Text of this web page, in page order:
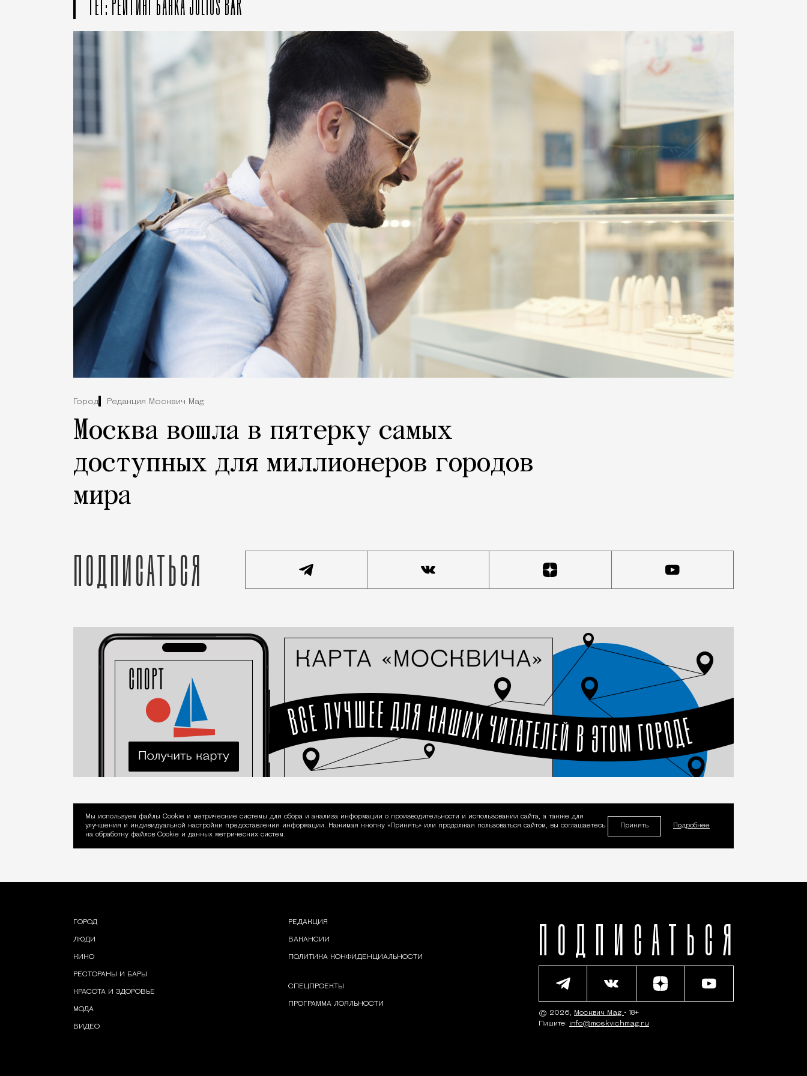
Город Редакция Москвич Mag
Москва вошла в пятерку самых
доступных для миллионеров городов
мира
Подписаться
Уведомление об использовании Cookie
Мы используем файлы Сookie и метрические системы для сбора и анализа информации о производительности и использовании сайта, а также для
улучшения и индивидуальной настройки предоставления информации. Нажимая кнопку «Принять» или продолжая пользоваться сайтом, вы соглашаетесь
на обработку файлов Cookie и данных метрических систем.
Принять Подробнее
ГОРОД
ЛЮДИ
КИНО
РЕСТОРАНЫ И БАРЫ
КРАСОТА И ЗДОРОВЬЕ
МОДА
ВИДЕО
РЕДАКЦИЯ
ВАКАНСИИ
ПОЛИТИКА КОНФИДЕНЦИАЛЬНОСТИ
СПЕЦПРОЕКТЫ
ПРОГРАММА ЛОЯЛЬНОСТИ
ПОДПИСАТЬСЯ
© 2026, Москвич Mag • 18+
Пишите: info@moskvichmag.ru